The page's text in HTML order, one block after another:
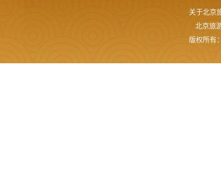
关于北京
北京旅
版权所有